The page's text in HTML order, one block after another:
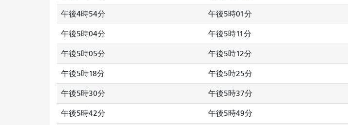
午後4時54分 午後5時01分
午後5時04分 午後5時11分
午後5時05分 午後5時12分
午後5時18分 午後5時25分
午後5時30分 午後5時37分
午後5時42分 午後5時49分